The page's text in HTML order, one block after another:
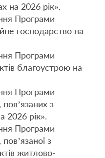
на 2026 рік».
Програми
господарство на
Програми
благоустрою на
Програми
з
2026 рік».
Програми
з
житлово-